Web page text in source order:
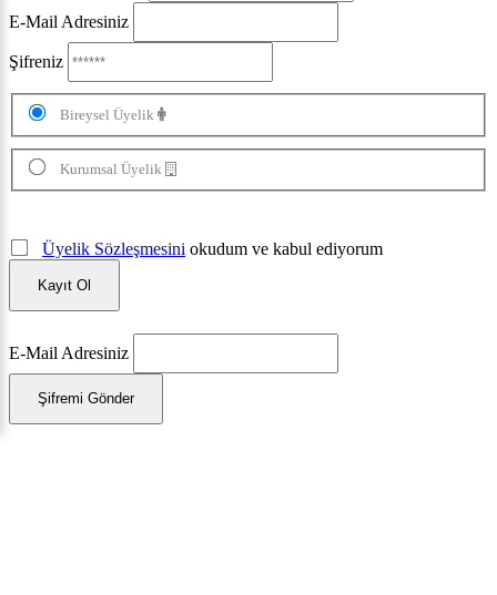
E-Mail Adresiniz
Şifreniz
Bireysel Üyelik
Kurumsal Üyelik
Üyelik Sözleşmesini okudum ve kabul ediyorum
Kayıt Ol
E-Mail Adresiniz
Şifremi Gönder